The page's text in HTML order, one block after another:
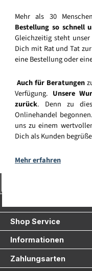
Mehr als 30
Bestellung so schnell
Gleichzeitig steht
Dich mit Rat und Tat
eine Bestellung oder
Auch für Beratungen
Verfügung. Unsere
zurück. Denn zu
Onlinehandel
uns zu einem
Dich als Kunden
Mehr erfahren
Shop Service
Informationen
Zahlungsarten